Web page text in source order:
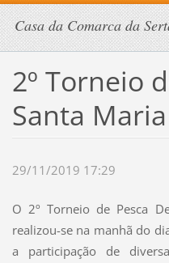
Casa da Comarca da
2º Torneio
Santa
29/11/2019 17:29
O 2º Torneio de Pesca
realizou-se na manhã do
a participação de